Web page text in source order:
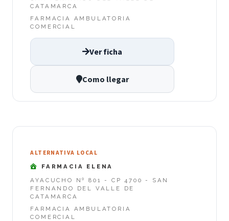
CATAMARCA
FARMACIA AMBULATORIA
COMERCIAL
Ver ficha
Como llegar
ALTERNATIVA LOCAL
FARMACIA ELENA
AYACUCHO Nº 801 - CP 4700 - SAN
FERNANDO DEL VALLE DE
CATAMARCA
FARMACIA AMBULATORIA
COMERCIAL